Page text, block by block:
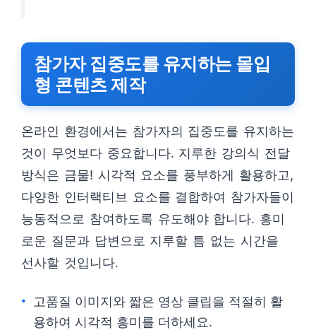
참가자 집중도를 유지하는 몰입
형 콘텐츠 제작
온라인 환경에서는 참가자의 집중도를 유지하는
것이 무엇보다 중요합니다. 지루한 강의식 전달
방식은 금물! 시각적 요소를 풍부하게 활용하고,
다양한 인터랙티브 요소를 결합하여 참가자들이
능동적으로 참여하도록 유도해야 합니다. 흥미
로운 질문과 답변으로 지루할 틈 없는 시간을
선사할 것입니다.
고품질 이미지와 짧은 영상 클립을 적절히 활
용하여 시각적 흥미를 더하세요.